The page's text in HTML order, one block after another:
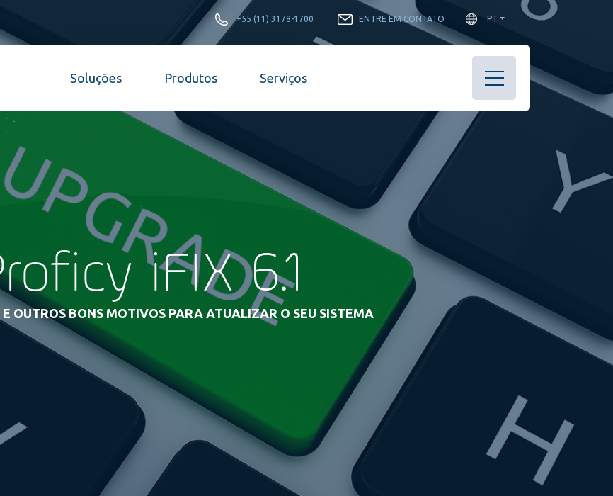
+55 (11) 3178-1700 ENTRE EM CONTATO PT
Soluções Produtos Serviços
iFIX 6.1
OUTROS BONS MOTIVOS PARA ATUALIZAR O SEU SISTEMA